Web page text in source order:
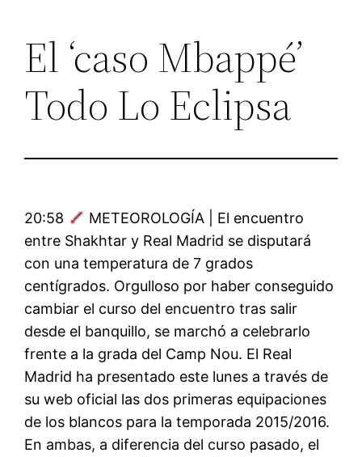
El ‘caso Mbappé’
Todo Lo Eclipsa
20:58
METEOROLOGÍA | El encuentro
entre Shakhtar y Real Madrid se disputará
con una temperatura de 7 grados
centígrados. Orgulloso por haber conseguido
cambiar el curso del encuentro tras salir
desde el banquillo, se marchó a celebrarlo
frente a la grada del Camp Nou. El Real
Madrid ha presentado este lunes a través de
su web oficial las dos primeras equipaciones
de los blancos para la temporada 2015/2016.
En ambas, a diferencia del curso pasado, el